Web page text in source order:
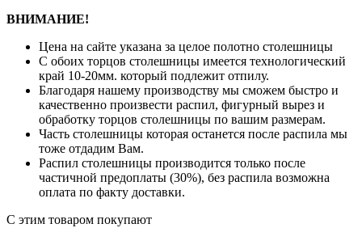
ВНИМАНИЕ!
Цена на сайте указана за целое полотно столешницы
С обоих торцов столешницы имеется технологический
край 10-20мм. который подлежит отпилу.
Благодаря нашему производству мы сможем быстро и
качественно произвести распил, фигурный вырез и
обработку торцов столешницы по вашим размерам.
Часть столешницы которая останется после распила мы
тоже отдадим Вам.
Распил столешницы производится только после
частичной предоплаты (30%), без распила возможна
оплата по факту доставки.
С этим товаром покупают